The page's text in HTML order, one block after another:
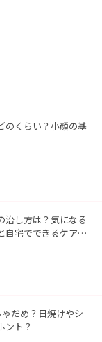
のくらい？小顔の基
治し方は？気になる
自宅でできるケアに
だめ？日焼けやシ
ント？